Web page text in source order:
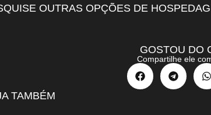
OUTRAS OPÇÕES DE
GOSTOU DO
Compartilhe ele
TAMBÉM